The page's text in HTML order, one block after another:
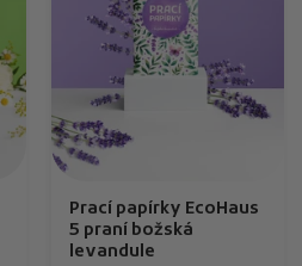
Prací papírky EcoHaus
5 praní božská
levandule